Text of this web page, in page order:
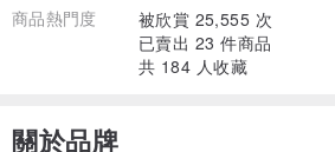
商品熱門度
被欣賞 25,555 次
已賣出 23 件商品
共 184 人收藏
關於品牌